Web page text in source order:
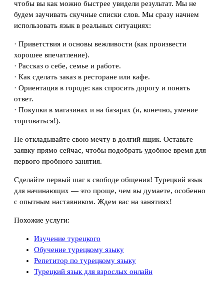
чтобы вы как можно быстрее увидели результат. Мы не
будем заучивать скучные списки слов. Мы сразу начнем
использовать язык в реальных ситуациях:
· Приветствия и основы вежливости (как произвести
хорошее впечатление).
· Рассказ о себе, семье и работе.
· Как сделать заказ в ресторане или кафе.
· Ориентация в городе: как спросить дорогу и понять
ответ.
· Покупки в магазинах и на базарах (и, конечно, умение
торговаться!).
Не откладывайте свою мечту в долгий ящик. Оставьте
заявку прямо сейчас, чтобы подобрать удобное время для
первого пробного занятия.
Сделайте первый шаг к свободе общения! Турецкий язык
для начинающих — это проще, чем вы думаете, особенно
с опытным наставником. Ждем вас на занятиях!
Похожие услуги:
Изучение турецкого
Обучение турецкому языку
Репетитор по турецкому языку
Турецкий язык для взрослых онлайн